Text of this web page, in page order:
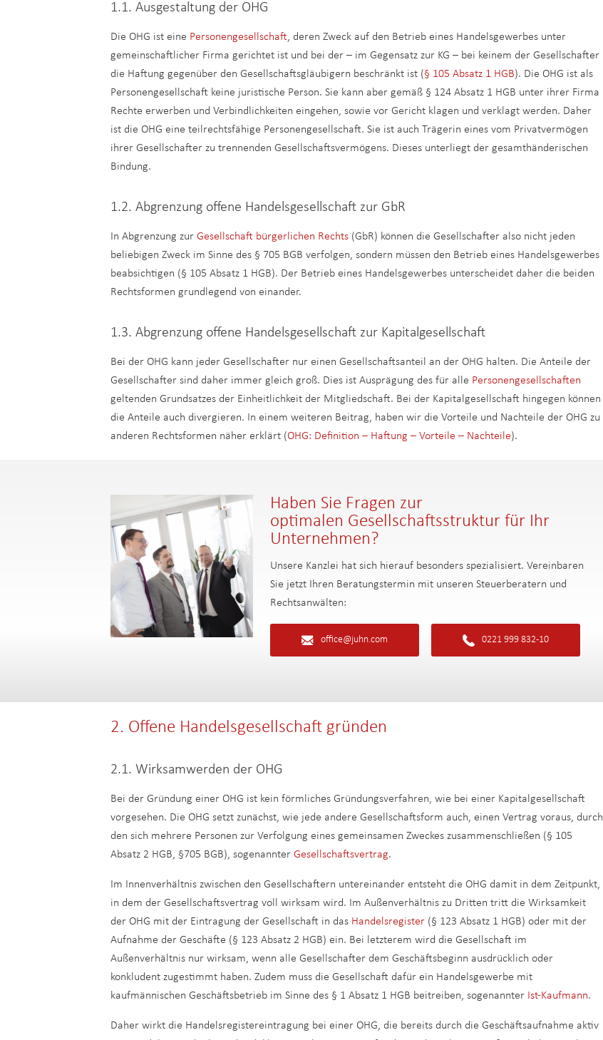
1.1. Ausgestaltung der OHG
Die OHG ist eine Personengesellschaft, deren Zweck auf den Betrieb eines Handelsgewerbes unter
gemeinschaftlicher Firma gerichtet ist und bei der – im Gegensatz zur KG – bei keinem der Gesellschafter
die Haftung gegenüber den Gesellschaftsgläubigern beschränkt ist (§ 105 Absatz 1 HGB). Die OHG ist als
Personengesellschaft keine juristische Person. Sie kann aber gemäß § 124 Absatz 1 HGB unter ihrer Firma
Rechte erwerben und Verbindlichkeiten eingehen, sowie vor Gericht klagen und verklagt werden. Daher
ist die OHG eine teilrechtsfähige Personengesellschaft. Sie ist auch Trägerin eines vom Privatvermögen
ihrer Gesellschafter zu trennenden Gesellschaftsvermögens. Dieses unterliegt der gesamthänderischen
Bindung.
1.2. Abgrenzung offene Handelsgesellschaft zur GbR
In Abgrenzung zur Gesellschaft bürgerlichen Rechts (GbR) können die Gesellschafter also nicht jeden
beliebigen Zweck im Sinne des § 705 BGB verfolgen, sondern müssen den Betrieb eines Handelsgewerbes
beabsichtigen (§ 105 Absatz 1 HGB). Der Betrieb eines Handelsgewerbes unterscheidet daher die beiden
Rechtsformen grundlegend von einander.
1.3. Abgrenzung offene Handelsgesellschaft zur Kapitalgesellschaft
Bei der OHG kann jeder Gesellschafter nur einen Gesellschaftsanteil an der OHG halten. Die Anteile der
Gesellschafter sind daher immer gleich groß. Dies ist Ausprägung des für alle Personengesellschaften
geltenden Grundsatzes der Einheitlichkeit der Mitgliedschaft. Bei der Kapitalgesellschaft hingegen können
die Anteile auch divergieren. In einem weiteren Beitrag, haben wir die Vorteile und Nachteile der OHG zu
anderen Rechtsformen näher erklärt (OHG: Definition – Haftung – Vorteile – Nachteile).
Haben Sie Fragen zur
optimalen Gesellschaftsstruktur für Ihr
Unternehmen?
Unsere Kanzlei hat sich hierauf besonders spezialisiert. Vereinbaren
Sie jetzt Ihren Beratungstermin mit unseren Steuerberatern und
Rechtsanwälten:
office@juhn.com 0221 999 832-10
2. Offene Handelsgesellschaft gründen
2.1. Wirksamwerden der OHG
Bei der Gründung einer OHG ist kein förmliches Gründungsverfahren, wie bei einer Kapitalgesellschaft
vorgesehen. Die OHG setzt zunächst, wie jede andere Gesellschaftsform auch, einen Vertrag voraus, durch
den sich mehrere Personen zur Verfolgung eines gemeinsamen Zweckes zusammenschließen (§ 105
Absatz 2 HGB, §705 BGB), sogenannter Gesellschaftsvertrag.
Im Innenverhältnis zwischen den Gesellschaftern untereinander entsteht die OHG damit in dem Zeitpunkt,
in dem der Gesellschaftsvertrag voll wirksam wird. Im Außenverhältnis zu Dritten tritt die Wirksamkeit
der OHG mit der Eintragung der Gesellschaft in das Handelsregister (§ 123 Absatz 1 HGB) oder mit der
Aufnahme der Geschäfte (§ 123 Absatz 2 HGB) ein. Bei letzterem wird die Gesellschaft im
Außenverhältnis nur wirksam, wenn alle Gesellschafter dem Geschäftsbeginn ausdrücklich oder
konkludent zugestimmt haben. Zudem muss die Gesellschaft dafür ein Handelsgewerbe mit
kaufmännischen Geschäftsbetrieb im Sinne des § 1 Absatz 1 HGB beitreiben, sogenannter Ist-Kaufmann.
Daher wirkt die Handelsregistereintragung bei einer OHG, die bereits durch die Geschäftsaufnahme aktiv